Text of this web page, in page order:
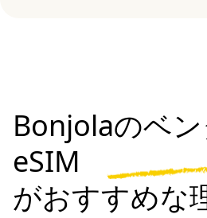
Bonjolaのベ
eSIM
がおすすめな